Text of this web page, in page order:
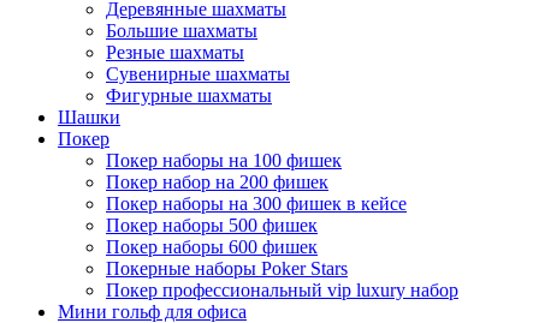
Деревянные шахматы
Большие шахматы
Резные шахматы
Сувенирные шахматы
Фигурные шахматы
Шашки
Покер
Покер наборы на 100 фишек
Покер набор на 200 фишек
Покер наборы на 300 фишек в кейсе
Покер наборы 500 фишек
Покер наборы 600 фишек
Покерные наборы Poker Stars
Покер профессиональный vip luxury набор
Мини гольф для офиса